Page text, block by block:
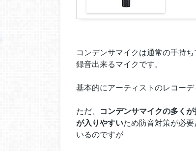
コンデンサマイクは通常の手持
録音出来るマイクです。
基本的にアーティストのレコー
ただ、 コンデンサマイクの多くが
が入りやすいため防音対策が必
いるのですが